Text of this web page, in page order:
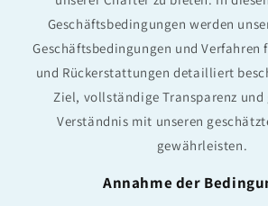
Geschäftsbedingungen werden
Geschäftsbedingungen und Verfahren
und Rückerstattungen detailliert
Ziel, vollständige Transparenz und
Verständnis mit unseren
gewährleisten.
Annahme der